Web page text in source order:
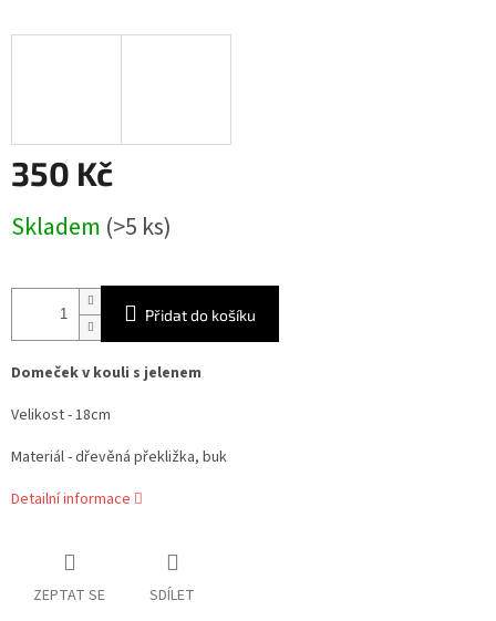
350 Kč
cena:
Skladem (>5 ks)
Přidat do košíku
Domeček v kouli s jelenem
Velikost - 18cm
Materiál - dřevěná překližka, buk
Detailní informace
ZEPTAT SE SDÍLET